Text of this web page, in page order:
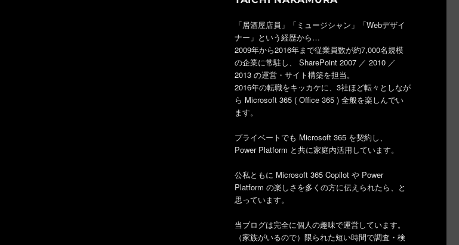
「居酒屋店員」「ミュージシャン」「Webデザイ
ナー」という経歴から…
2009年から2016年まで従業員数が約7,000名規模
の企業に常駐し、 SharePoint 2007 ／ 2010 ／
2013 の運営・サイト構築を担当。
2016年の転職をキッカケに、3社ほど転々としなが
ら Microsoft 365 ( Office 365 ) 全般を楽しんでい
ます。
プライベートでも Microsoft 365 を契約し、
Power Platform と共に家庭内活用しています。
公私ともに Microsoft 365 Copilot や Power
Platform の楽しさを多くの方に伝えられたら、と
思っています。
当ブログは完全に個人の趣味で運営しています。
（家族がいるので）限られた短い時間で調査・検